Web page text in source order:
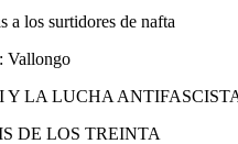
a los surtidores de nafta
Vallongo
Y LA LUCHA
DE LOS TREINTA